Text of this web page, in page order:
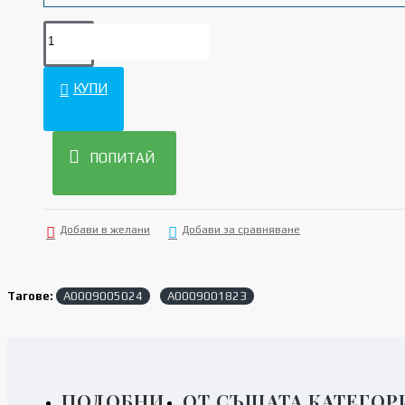
КУПИ
ПОПИТАЙ
Добави в желани Добави за сравняване
Тагове: A0009005024 A0009001823